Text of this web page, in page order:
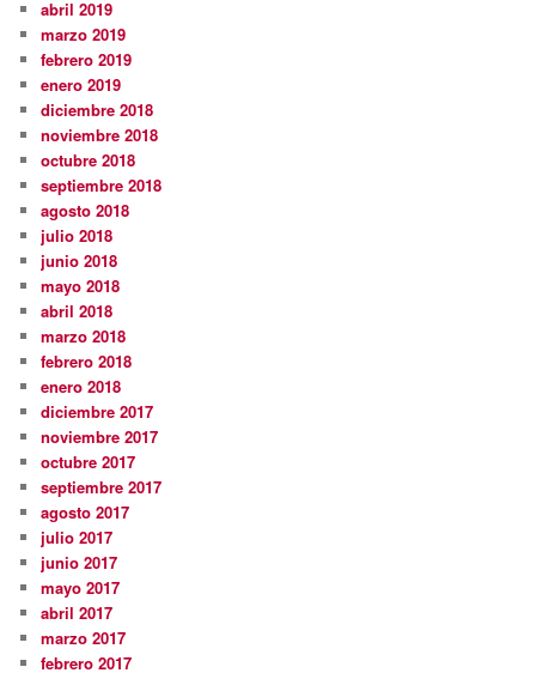
abril 2019
marzo 2019
febrero 2019
enero 2019
diciembre 2018
noviembre 2018
octubre 2018
septiembre 2018
agosto 2018
julio 2018
junio 2018
mayo 2018
abril 2018
marzo 2018
febrero 2018
enero 2018
diciembre 2017
noviembre 2017
octubre 2017
septiembre 2017
agosto 2017
julio 2017
junio 2017
mayo 2017
abril 2017
marzo 2017
febrero 2017